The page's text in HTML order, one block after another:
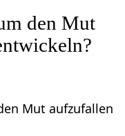
den Mut
Mut aufzufallen